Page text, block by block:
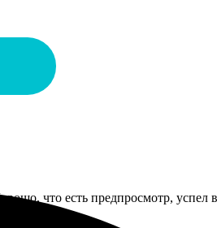
что есть предпросмотр, успел